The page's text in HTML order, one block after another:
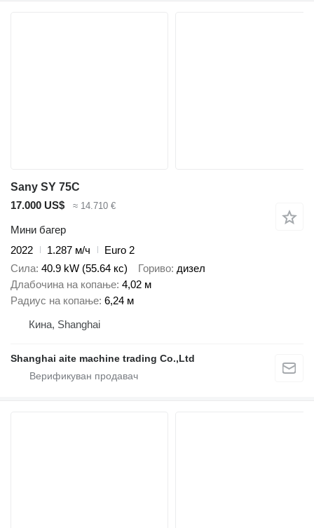
Sany SY 75C
17.000 US$
≈ 14.710 €
Мини багер
2022
1.287 м/ч
Euro 2
Сила 40.9 kW (55.64 кс) Гориво дизел
Длабочина на копање 4,02 м
Радиус на копање 6,24 м
Кина, Shanghai
Shanghai aite machine trading Co.,Ltd